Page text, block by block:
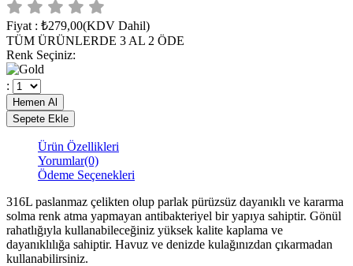
Fiyat : ₺279,00(KDV Dahil)
TÜM ÜRÜNLERDE 3 AL 2 ÖDE
Renk Seçiniz:
:
Ürün Özellikleri
Yorumlar(0)
Ödeme Seçenekleri
316L paslanmaz çelikten olup parlak pürüzsüz dayanıklı ve kararma
solma renk atma yapmayan antibakteriyel bir yapıya sahiptir. Gönül
rahatlığıyla kullanabileceğiniz yüksek kalite kaplama ve
dayanıklılığa sahiptir. Havuz ve denizde kulağınızdan çıkarmadan
kullanabilirsiniz.